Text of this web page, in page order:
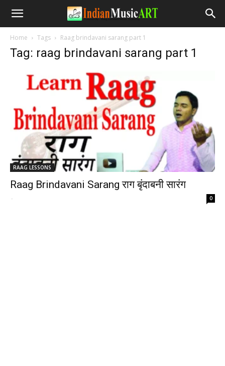
Home Tags Raag brindavani sarang part 1
Tag: raag brindavani sarang part 1
RAAG LESSONS
Raag Brindavani Sarang राग बृंदाबनी सारंग
- 0